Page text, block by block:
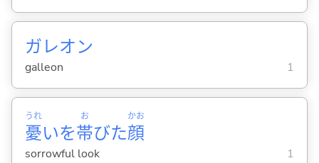
ガレオン
galleon 1
憂
うれ
いを帯
お
びた顔
かお
sorrowful look 1